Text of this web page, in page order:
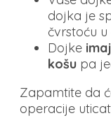
dojka je
čvrstoću
Dojke
košu pa
Zapamtite da
operacije